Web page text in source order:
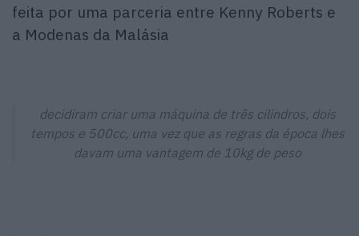
feita por uma parceria entre Kenny Roberts e
a Modenas da Malásia
decidiram criar uma máquina de três cilindros, dois
tempos e 500cc, uma vez que as regras da época lhes
davam uma vantagem de 10kg de peso